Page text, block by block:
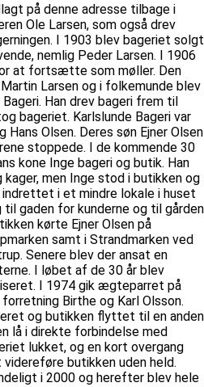
på denne adresse tilbage i
Ole Larsen, som også drev
I 1903 blev bageriet solgt
nemlig Peder Larsen. I 1906
at fortsætte som møller. Den
Larsen og i folkemunde blev
Han drev bageri frem til
bageriet. Karlslunde Bageri var
Olsen. Deres søn Ejner Olsen
stoppede. I de kommende 30
kone Inge bageri og butik. Han
men Inge stod i butikken og
i et mindre lokale i huset
til gaden for kunderne og til gården
kørte Ejner Olsen på
samt i Strandmarken ved
Senere blev der ansat en
I løbet af de 30 år blev
I 1974 gik ægteparret på
Birthe og Karl Olsson.
og butikken flyttet til en anden
lå i direkte forbindelse med
lukket, og en kort overgang
butikken uden held.
i 2000 og herefter blev hele